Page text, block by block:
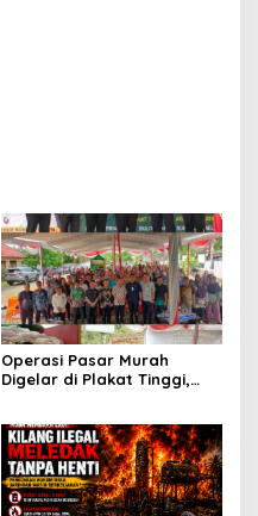
Operasi Pasar Murah
Digelar di Plakat Tinggi,
Beban Warga